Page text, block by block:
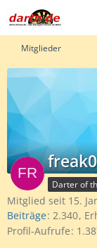
Mitglieder
Darter of
Mitglied seit 15.
Beiträge 2.340
Profil-Aufrufe